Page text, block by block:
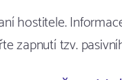
hostitele.
zapnutí tzv.